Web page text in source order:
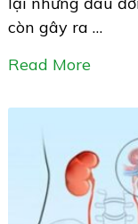
còn gây ra …
Read More